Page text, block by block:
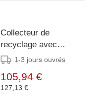
Collecteur de
recyclage avec
conduits d'aération
noir 87L
1-3 jours ouvrés
105,94 €
127,13 €